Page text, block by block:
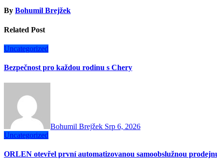
By Bohumil Brejžek
Related Post
Uncategorized
Bezpečnost pro každou rodinu s Chery
Bohumil Brejžek Srp 6, 2026
Uncategorized
ORLEN otevřel první automatizovanou samoobslužnou